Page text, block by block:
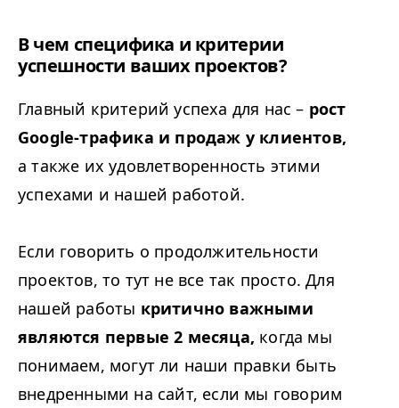
В чем специфика и критерии
успешности ваших проектов?
Главный критерий успеха для нас – рост
Google-трафика и продаж у клиентов,
а также их удовлетворенность этими
успехами и нашей работой.
Если говорить о продолжительности
проектов, то тут не все так просто. Для
нашей работы критично важными
являются первые 2 месяца, когда мы
понимаем, могут ли наши правки быть
внедренными на сайт, если мы говорим